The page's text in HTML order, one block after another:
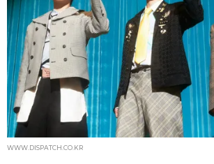
WWW.DISPATCH.CO.KR